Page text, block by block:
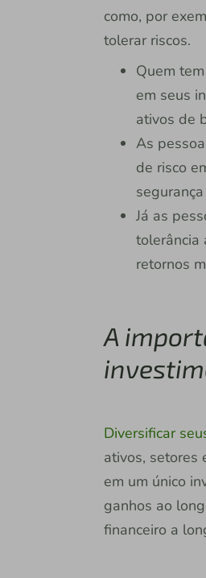
como, por
tolerar riscos.
Quem
em seus
ativos de
As
de risco
Já as
tolerância
retornos
A
Diversificar
ativos, setores
em um único
ganhos ao
financeiro a